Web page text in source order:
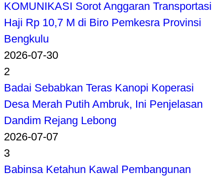
KOMUNIKASI Sorot Anggaran Transportasi
Haji Rp 10,7 M di Biro Pemkesra Provinsi
Bengkulu
2026-07-30
2
Badai Sebabkan Teras Kanopi Koperasi
Desa Merah Putih Ambruk, Ini Penjelasan
Dandim Rejang Lebong
2026-07-07
3
Babinsa Ketahun Kawal Pembangunan